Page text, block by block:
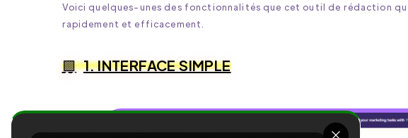
Voici quelques-unes des fonctionnalités que cet outil de rédaction
rapidement et efficacement.
1. INTERFACE SIMPLE